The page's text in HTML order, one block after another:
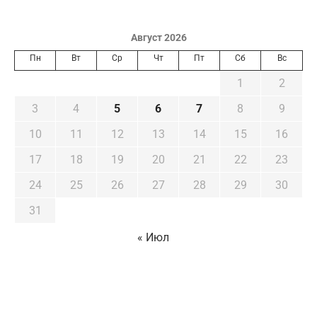
Август 2026
Пн Вт Ср Чт Пт Сб Вс
1
2
3
4 5 6 7 8
9
10
11 12 13 14 15
16
17
18 19 20 21 22
23
24
25 26 27 28 29
30
31
« Июл